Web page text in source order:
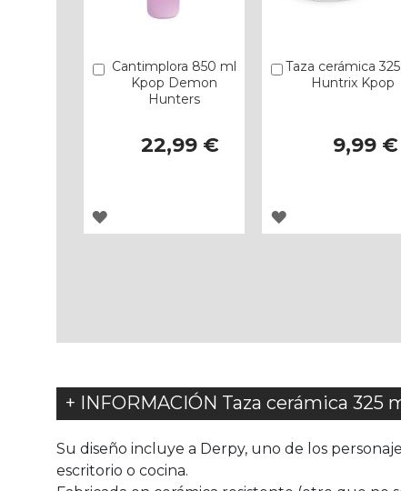
Cantimplora 850 ml
Kpop Demon
Hunters
22,99 €
Añadir
AGREGAR
Taza cerámica
Huntrix Kpop
9,99 €
Añadir
AGREGAR
+ INFORMACIÓN Taza cerámica 325
Su diseño incluye a Derpy, uno de los
escritorio o cocina.